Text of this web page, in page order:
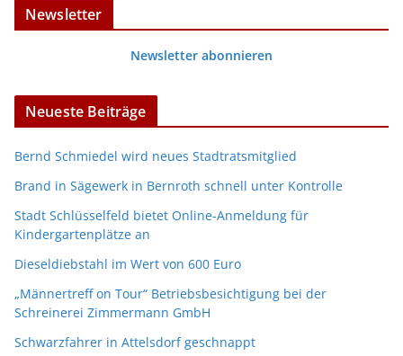
Newsletter
Newsletter abonnieren
Neueste Beiträge
Bernd Schmiedel wird neues Stadtratsmitglied
Brand in Sägewerk in Bernroth schnell unter Kontrolle
Stadt Schlüsselfeld bietet Online-Anmeldung für
Kindergartenplätze an
Dieseldiebstahl im Wert von 600 Euro
„Männertreff on Tour“ Betriebsbesichtigung bei der
Schreinerei Zimmermann GmbH
Schwarzfahrer in Attelsdorf geschnappt